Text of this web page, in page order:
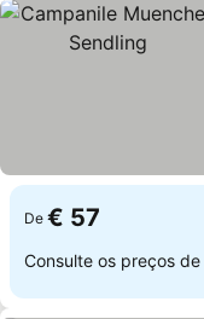
De € 57
Consulte os preços de